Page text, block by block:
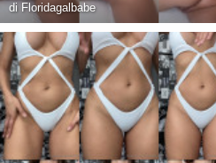
di Floridagalbabe